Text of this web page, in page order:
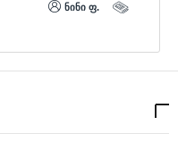
ნინი ფ.